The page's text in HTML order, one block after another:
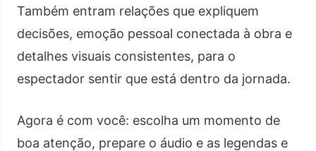
Também entram relações que expliquem
decisões, emoção pessoal conectada à obra e
detalhes visuais consistentes, para o
espectador sentir que está dentro da jornada.
Agora é com você: escolha um momento de
boa atenção, prepare o áudio e as legendas e